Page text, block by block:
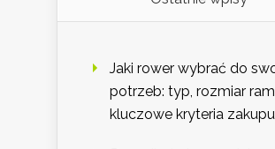
Jaki rower wybrać do
potrzeb: typ, rozmiar
kluczowe kryteria zakupu